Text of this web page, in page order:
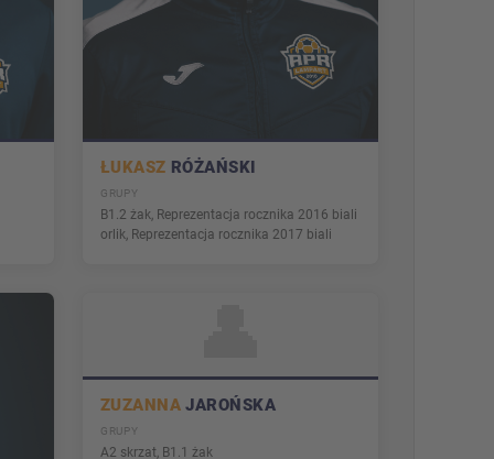
ŁUKASZ RÓŻAŃSKI
GRUPY
B1.2 żak, Reprezentacja rocznika 2016 biali
orlik, Reprezentacja rocznika 2017 biali
ZUZANNAJAROŃSKA
GRUPY
A2 skrzat, B1.1 żak